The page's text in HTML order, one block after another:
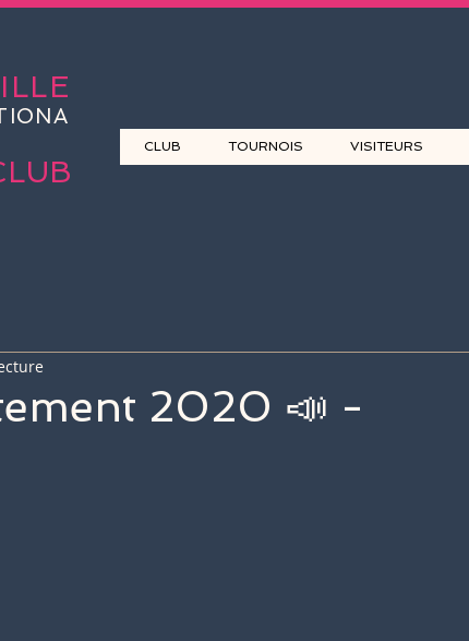
CLUB TOURNOIS VISITEURS
2020 📣 -